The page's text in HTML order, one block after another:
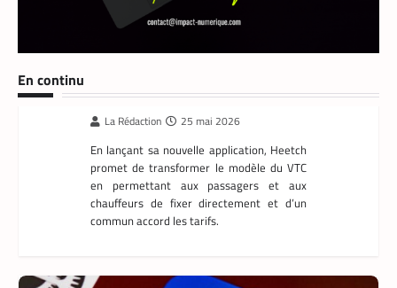
En continuHeetch : désormais, les passagers peuvent
définir directement le prix de leur course
La Rédaction 25 mai 2026
En lançant sa nouvelle application, Heetch
promet de transformer le modèle du VTC
en permettant aux passagers et aux
chauffeurs de fixer directement et d’un
commun accord les tarifs.